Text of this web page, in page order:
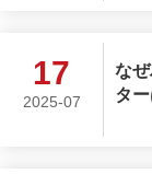
17
2025-07
な
タ